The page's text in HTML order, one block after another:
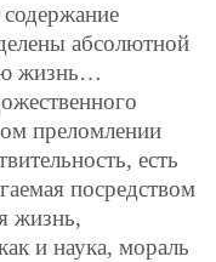
абсолютной
жизнь…
преломлении
есть
посредством
жизнь,
и наука, мораль